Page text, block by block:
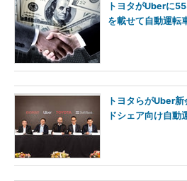
トヨタがUberに
を載せて自動運転
トヨタらがUber
ドシェア向け自動